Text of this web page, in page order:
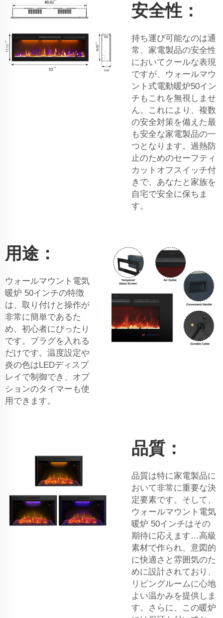
安全性：
持ち運び可能なのは通
常、家電製品の安全性
においてクールな表現
ですが、ウォールマウ
ント式電動暖炉50イン
チもこれを無視しませ
ん。これにより、複数
の安全対策を備えた最
も安全な家電製品の一
つとなります。過熱防
止のためのセーフティ
カットオフスイッチ付
きで、あなたと家族を
自宅で安全に保ちま
す。
用途：
ウォールマウント電気
暖炉 50インチの特徴
は、取り付けと操作が
非常に簡単であるた
め、初心者にぴったり
です。プラグを入れる
だけです。温度設定や
炎の色はLEDディスプ
レイで制御でき、オプ
ションのタイマーも使
用できます。
品質：
品質は特に家電製品に
おいて非常に重要な決
定要素です。そして、
ウォールマウント電気
暖炉 50インチはその
期待に応えます…高級
素材で作られ、意図的
に快適さと雰囲気のた
めに設計されており、
リビングルームに心地
よい温かみを提供しま
す。さらに、この暖炉